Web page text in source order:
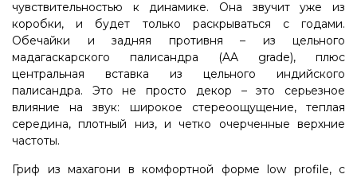
чувствительностью к динамике. Она звучит уже из
коробки, и будет только раскрываться с годами.
Обечайки и задняя противня – из цельного
мадагаскарского палисандра (AA grade), плюс
центральная вставка из цельного индийского
палисандра. Это не просто декор – это серьезное
влияние на звук: широкое стереоощущение, теплая
середина, плотный низ, и четко очерченные верхние
частоты.
Гриф из махагони в комфортной форме low profile, с